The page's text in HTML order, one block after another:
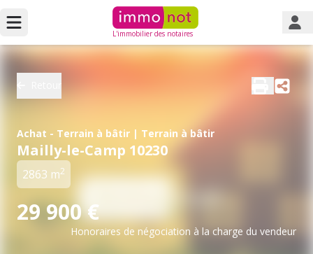
L'immobilier des notaires
Achat - Terrain à bâtir | Terrain à bâtir
Mailly-le-Camp 10230
2863 m2
29 900 €
Honoraires de négociation à la charge du vendeur